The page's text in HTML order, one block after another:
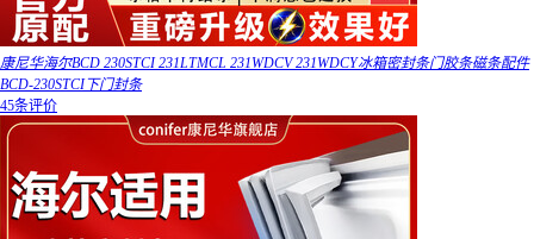
康尼华海尔BCD 230STCI 231LTMCL 231WDCV 231WDCY冰箱密封条门胶条磁条配件
BCD-230STCI下门封条
45条评价